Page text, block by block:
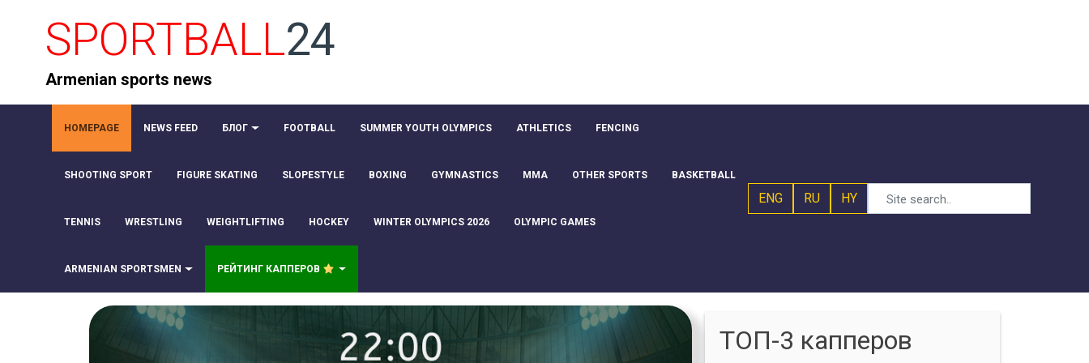
SPORTBALL24
Armenian sports news
HOMEPAGE NEWS FEED БЛОГ FOOTBALL SUMMER YOUTH OLYMPICS ATHLETICS FENCING
SHOOTING SPORT FIGURE SKATING SLOPESTYLE BOXING GYMNASTICS MMA OTHER SPORTS BASKETBALL
TENNIS WRESTLING WEIGHTLIFTING HOCKEY WINTER OLYMPICS 2026 OLYMPIC GAMES
ARMENIAN SPORTSMEN РЕЙТИНГ КАППЕРОВ
ENG RU HY
ТОП-3 капперов